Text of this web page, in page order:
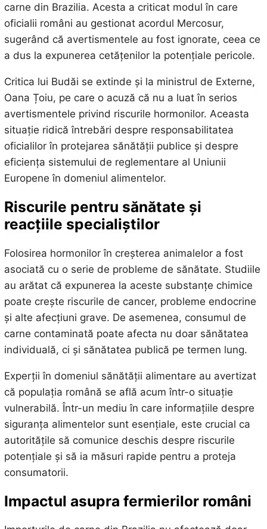
carne din Brazilia. Acesta a criticat modul în care
oficialii români au gestionat acordul Mercosur,
sugerând că avertismentele au fost ignorate, ceea ce
a dus la expunerea cetățenilor la potențiale pericole.
Critica lui Budăi se extinde și la ministrul de Externe,
Oana Țoiu, pe care o acuză că nu a luat în serios
avertismentele privind riscurile hormonilor. Aceasta
situație ridică întrebări despre responsabilitatea
oficialilor în protejarea sănătății publice și despre
eficiența sistemului de reglementare al Uniunii
Europene în domeniul alimentelor.
Riscurile pentru sănătate și
reacțiile specialiștilor
Folosirea hormonilor în creșterea animalelor a fost
asociată cu o serie de probleme de sănătate. Studiile
au arătat că expunerea la aceste substanțe chimice
poate crește riscurile de cancer, probleme endocrine
și alte afecțiuni grave. De asemenea, consumul de
carne contaminată poate afecta nu doar sănătatea
individuală, ci și sănătatea publică pe termen lung.
Experții în domeniul sănătății alimentare au avertizat
că populația română se află acum într-o situație
vulnerabilă. Într-un mediu în care informațiile despre
siguranța alimentelor sunt esențiale, este crucial ca
autoritățile să comunice deschis despre riscurile
potențiale și să ia măsuri rapide pentru a proteja
consumatorii.
Impactul asupra fermierilor români